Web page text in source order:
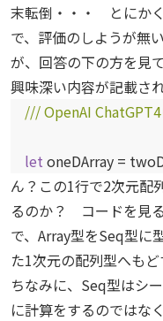
末転倒・・・ とにか
で、評価のしようが無い
が、回答の下の方を見
興味深い内容が記載さ
/// OpenAI
let oneDArray =
ん？この1行で2次元配
るのか？ コードを見
で、Array型をSeq型に
た1次元の配列型へもど
ちなみに、Seq型はシ
に計算をするのではな